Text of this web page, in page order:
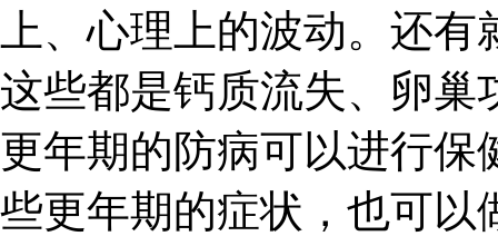
上、心理上的波动。还
这些都是钙质流失、卵巢
更年期的防病可以进行保
些更年期的症状，也可以